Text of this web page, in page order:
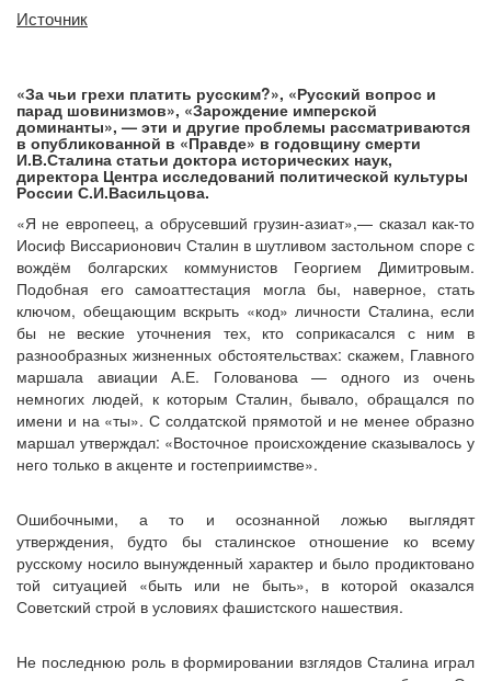
Источник
«За чьи грехи платить русским?», «Русский вопрос и
парад шовинизмов», «Зарождение имперской
доминанты», — эти и другие проблемы рассматриваются
в опубликованной в «Правде» в годовщину смерти
И.В.Сталина статьи доктора исторических наук,
директора Центра исследований политической культуры
России С.И.Васильцова.
«Я не европеец, а обрусевший грузин-азиат»,— сказал как-то
Иосиф Виссарионович Сталин в шутливом застольном споре с
вождём болгарских коммунистов Георгием Димитровым.
Подобная его самоаттестация могла бы, наверное, стать
ключом, обещающим вскрыть «код» личности Сталина, если
бы не веские уточнения тех, кто соприкасался с ним в
разнообразных жизненных обстоятельствах: скажем, Главного
маршала авиации А.Е. Голованова — одного из очень
немногих людей, к которым Сталин, бывало, обращался по
имени и на «ты». С солдатской прямотой и не менее образно
маршал утверждал: «Восточное происхождение сказывалось у
него только в акценте и гостеприимстве».
Ошибочными, а то и осознанной ложью выглядят
утверждения, будто бы сталинское отношение ко всему
русскому носило вынужденный характер и было продиктовано
той ситуацией «быть или не быть», в которой оказался
Советский строй в условиях фашистского нашествия.
Не последнюю роль в формировании взглядов Сталина играл